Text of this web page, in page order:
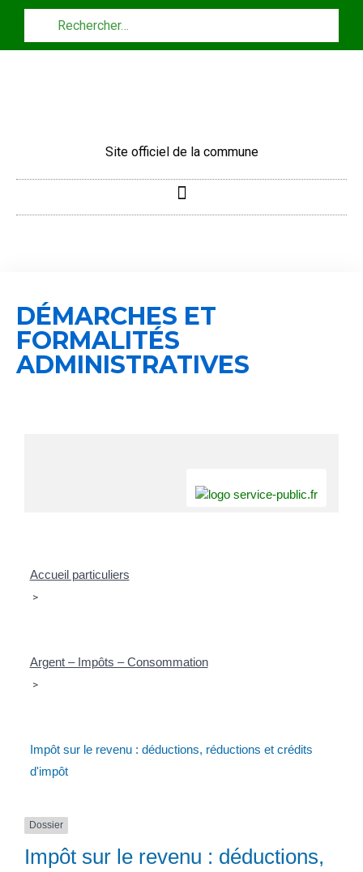
Panneau de gestion des cookies
Site officiel de la commune
DÉMARCHES ET
FORMALITÉS
ADMINISTRATIVES
Accueil particuliers
>
Argent – Impôts – Consommation
>
Impôt sur le revenu : déductions, réductions et crédits
d'impôt
Dossier
Impôt sur le revenu : déductions,